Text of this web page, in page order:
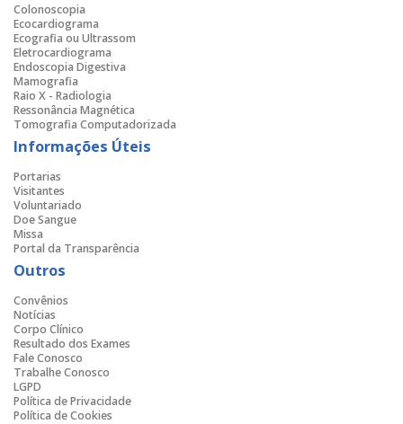
Colonoscopia
Ecocardiograma
Ecografia ou Ultrassom
Eletrocardiograma
Endoscopia Digestiva
Mamografia
Raio X - Radiologia
Ressonância Magnética
Tomografia Computadorizada
Informações Úteis
Portarias
Visitantes
Voluntariado
Doe Sangue
Missa
Portal da Transparência
Outros
Convênios
Notícias
Corpo Clínico
Resultado dos Exames
Fale Conosco
Trabalhe Conosco
LGPD
Política de Privacidade
Política de Cookies